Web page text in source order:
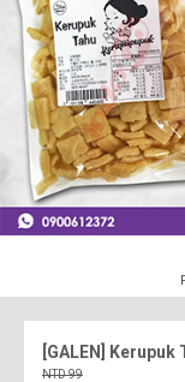
[GALEN] Kerupuk
NTD99